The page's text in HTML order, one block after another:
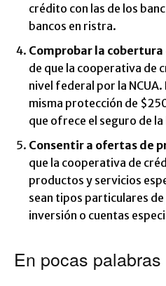
crédito con las de los
bancos en ristra.
Comprobar la cobertura
de que la cooperativa de
nivel federal por la
misma protección de
que ofrece el seguro de la
Consentir a ofertas de
que la cooperativa de
productos y servicios
sean tipos particulares
inversión o cuentas
En pocas palabras